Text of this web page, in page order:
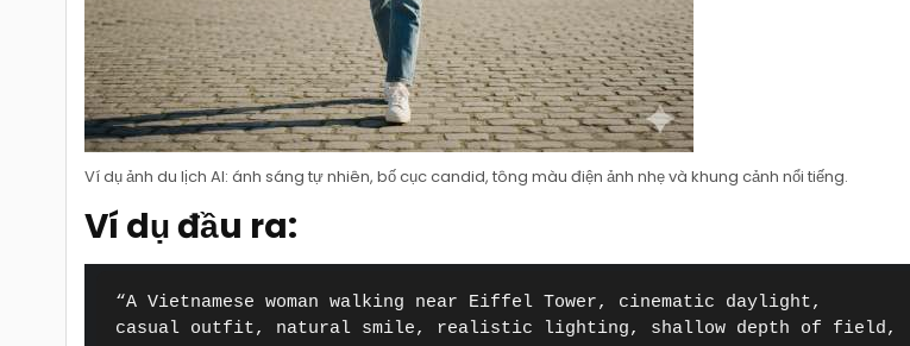
Ví dụ ảnh du lịch AI: ánh sáng tự nhiên, bố cục candid, tông màu điện ảnh nhẹ và khung cảnh nổi tiếng.
Ví dụ đầu ra:
“A Vietnamese woman walking near Eiffel Tower, cinematic daylight,
casual outfit, natural smile, realistic lighting, shallow depth of field,